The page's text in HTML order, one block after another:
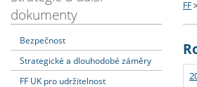
Dozvědět se více
Podat přihlášku
Dozvědět se více
Dozvědět se více
Dozvědět se více
dokumenty
Bezpečnost
Strategické a dlouhodobé záměry
FF UK pro udržitelnost
FF